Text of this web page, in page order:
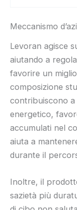
Meccanismo
Levoran agisce
aiutando a
favorire un
composizione
contribuiscono a
energetico,
accumulati nel
aiuta a
durante il
Inoltre, il
sazietà più